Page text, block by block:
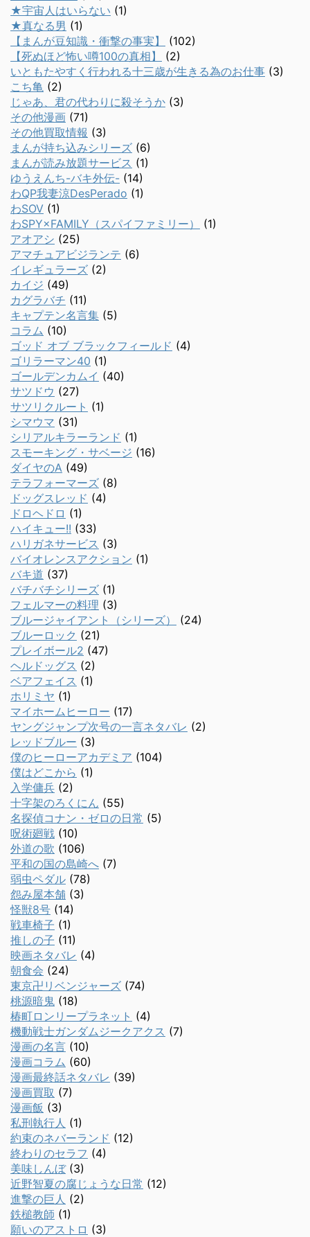
★宇宙人はいらない (1)
★真なる男 (1)
【まんが豆知識・衝撃の事実】
(102)
【死ぬほど怖い噂100の真相】
(2)
いともたやすく行われる十三歳が生きる為のお仕事 (3)
こち亀 (2)
じゃあ、君の代わりに殺そうか (3)
その他漫画 (71)
その他買取情報 (3)
まんが持ち込みシリーズ (6)
まんが読み放題サービス (1)
ゆうえんち-バキ外伝- (14)
わQP我妻涼DesPerado (1)
わSOV (1)
わSPY×FAMILY（スパイファミリー）
(1)
アオアシ (25)
アマチュアビジランテ (6)
イレギュラーズ (2)
カイジ (49)
カグラバチ (11)
キャプテン名言集 (5)
コラム (10)
ゴッド オブ ブラックフィールド (4)
ゴリラーマン40 (1)
ゴールデンカムイ (40)
サツドウ (27)
サツリクルート (1)
シマウマ (31)
シリアルキラーランド (1)
スモーキング・サベージ (16)
ダイヤのA (49)
テラフォーマーズ (8)
ドッグスレッド (4)
ドロヘドロ (1)
ハイキュー!! (33)
ハリガネサービス (3)
バイオレンスアクション (1)
バキ道 (37)
バチバチシリーズ (1)
フェルマーの料理 (3)
ブルージャイアント（シリーズ）
(24)
ブルーロック (21)
プレイボール2 (47)
ヘルドッグス (2)
ベアフェイス (1)
ホリミヤ (1)
マイホームヒーロー (17)
ヤングジャンプ次号の一言ネタバレ (2)
レッドブルー (3)
僕のヒーローアカデミア (104)
僕はどこから (1)
入学傭兵 (2)
十字架のろくにん (55)
名探偵コナン・ゼロの日常 (5)
呪術廻戦 (10)
外道の歌 (106)
平和の国の島崎へ (7)
弱虫ペダル (78)
怨み屋本舗 (3)
怪獣8号 (14)
戦車椅子 (1)
推しの子 (11)
映画ネタバレ (4)
朝食会 (24)
東京卍リベンジャーズ (74)
桃源暗鬼 (18)
椿町ロンリープラネット (4)
機動戦士ガンダムジークアクス (7)
漫画の名言 (10)
漫画コラム (60)
漫画最終話ネタバレ (39)
漫画買取 (7)
漫画飯 (3)
私刑執行人 (1)
約束のネバーランド (12)
終わりのセラフ (4)
美味しんぼ(3)
近野智夏の腐じょうな日常 (12)
進撃の巨人 (2)
鉄槌教師 (1)
願いのアストロ (3)